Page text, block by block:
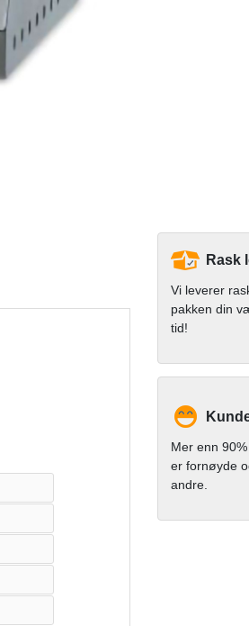
Rask
Vi leverer
pakken din
tid!
Mer enn
er fornøyde
andre.